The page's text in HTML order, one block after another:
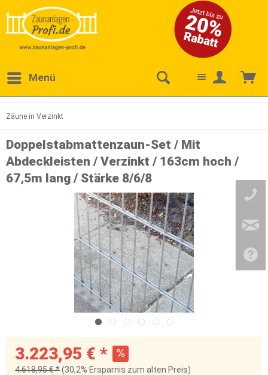
Menü
Zäune in Verzinkt
Doppelstabmattenzaun-Set / Mit
Abdeckleisten / Verzinkt / 163cm hoch /
67,5m lang / Stärke 8/6/8
3.223,95 € *
4.618,95 € *(30,2% Ersparnis zum alten Preis)